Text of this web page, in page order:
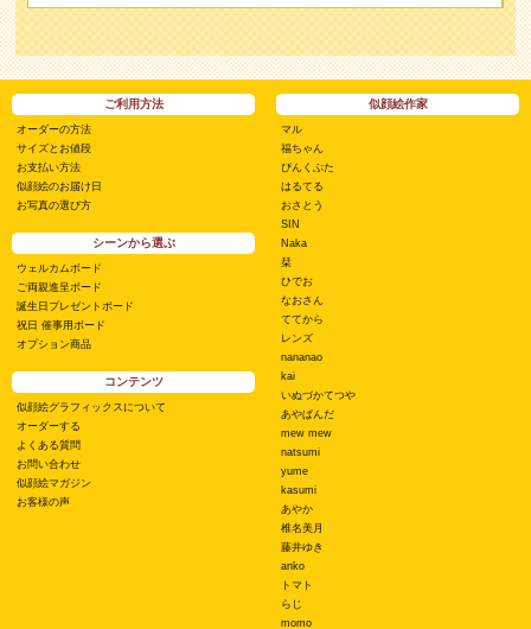
ご利用方法
オーダーの方法
サイズとお値段
お支払い方法
似顔絵のお届け日
お写真の選び方
シーンから選ぶ
ウェルカムボード
ご両親進呈ボード
誕生日プレゼントボード
祝日 催事用ボード
オプション商品
コンテンツ
似顔絵グラフィックスについて
オーダーする
よくある質問
お問い合わせ
似顔絵マガジン
お客様の声
似顔絵作家
マル
福ちゃん
ぴんくぶた
はるてる
おさとう
SIN
Naka
栞
ひでお
なおさん
ててから
レンズ
nananao
kai
いぬづかてつや
あやぱんだ
mew mew
natsumi
yume
kasumi
あやか
椎名美月
藤井ゆき
anko
トマト
らじ
momo